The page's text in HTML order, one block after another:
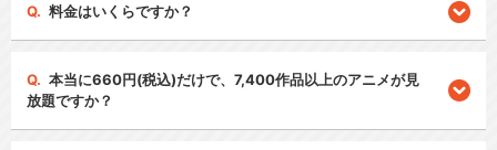
料金はいくらですか？
本当に660円(税込)だけで、7,400作品以上のアニメが見
放題ですか？